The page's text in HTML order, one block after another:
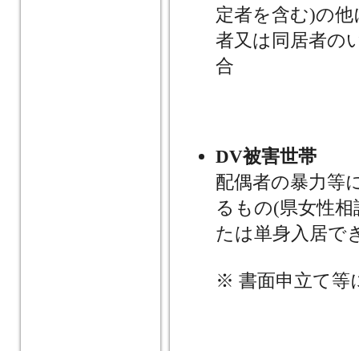
定者を含む)の
者又は同居者の
合
DV被害世帯
配偶者の暴力等
るもの(県女性
たは単身入居で
※ 書面申立て等